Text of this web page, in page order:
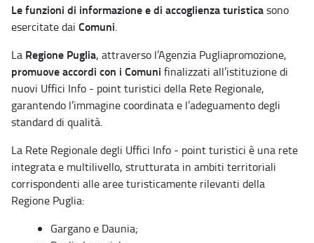
Le funzioni di informazione e di accoglienza turisticasono
esercitate dai Comuni.
La Regione Puglia, attraverso l’Agenzia Pugliapromozione,
promuove accordi con i Comuni finalizzati all’istituzione di
nuovi Uffici Info - point turistici della Rete Regionale,
garantendo l’immagine coordinata e l’adeguamento degli
standard di qualità.
La Rete Regionale degli Uffici Info - point turistici è una rete
integrata e multilivello, strutturata in ambiti territoriali
corrispondenti alle aree turisticamente rilevanti della
Regione Puglia:
Gargano e Daunia;